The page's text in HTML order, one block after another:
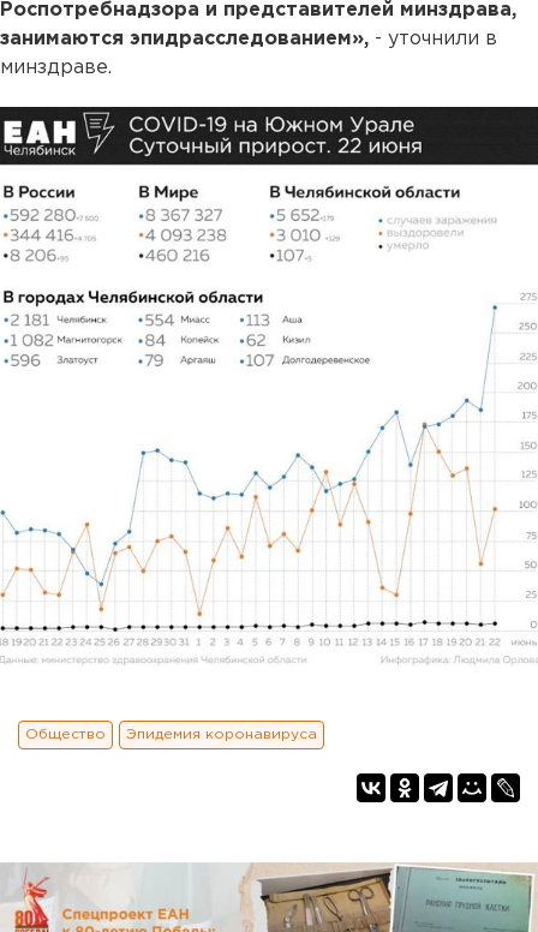
Роспотребнадзора и представителей минздрава,
занимаются эпидрасследованием», - уточнили в
минздраве.
Общество Эпидемия коронавируса